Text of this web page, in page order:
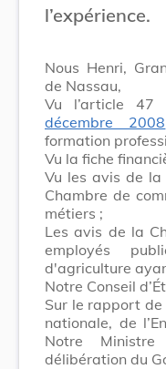
l’expérience.
Nous Henri,
de Nassau,
Vu l’article
décembre 2008
formation
Vu la fiche
Vu les avis de
Chambre de
métiers ;
Les avis de la
employés
d'agriculture
Notre Conseil
Sur le rapport
nationale, de
Notre
délibération du